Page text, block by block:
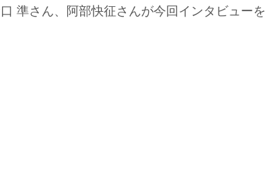
準さん、阿部快征さんが今回インタビューを